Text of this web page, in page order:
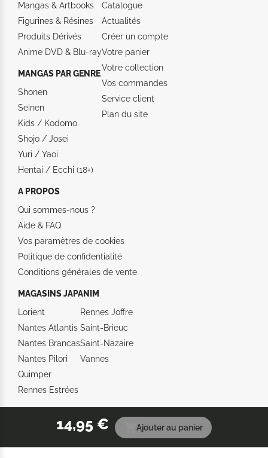
14,95 € Ajouter au panier
Mangas & Artbooks
Figurines & Résines
Produits Dérivés
Anime DVD & Blu‑ray
MANGAS PAR GENRE
Shonen
Seinen
Kids / Kodomo
Shojo / Josei
Yuri / Yaoi
Hentai / Ecchi (18+)
Catalogue
Actualités
Créer un compte
Votre panier
Votre collection
Vos commandes
Service client
Plan du site
A PROPOS
Qui sommes-nous ?
Aide & FAQ
Vos paramètres de cookies
Politique de confidentialité
Conditions générales de vente
MAGASINS JAPANIM
Lorient
Nantes Atlantis
Nantes Brancas
Nantes Pilori
Quimper
Rennes Estrées
Rennes Joffre
Saint-Brieuc
Saint-Nazaire
Vannes